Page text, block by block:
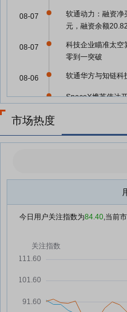
软通动力：融资净
元，融资余额
08-07
科技企业瞄准太空
零到一突破
08-07
软通华方与知链科
08-06
SpaceX携英伟达
08-06
软通动力：第二届
08-05
子”转变？大摩称前
08-05
08-05
08-05
元，融资余额
08-05
市场热度
今日用户关注指数为84.40,当前